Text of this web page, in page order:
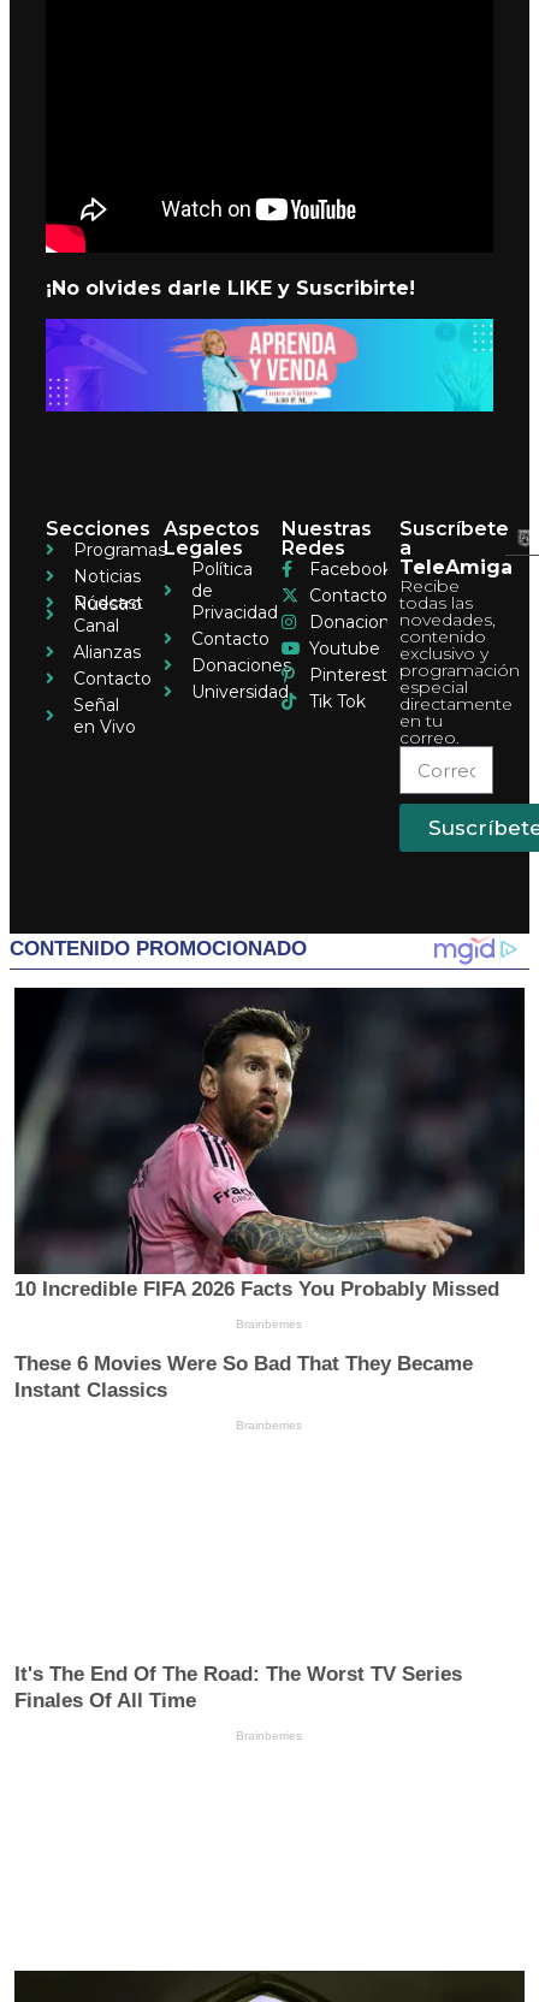
¡No olvides darle LIKE y Suscribirte!
Secciones
Programas
Noticias
Pódcast
Nuestro
Canal
Alianzas
Contacto
Señal
en Vivo
Aspectos
Legales
Política
de
Privacidad
Contacto
Donaciones
Universidad
Nuestras
Redes
Facebook
Contacto
Donaciones
Youtube
Pinterest
Tik Tok
Suscríbete
a
TeleAmiga
Recibe
todas las
novedades,
contenido
exclusivo y
programación
especial
directamente
en tu
correo.